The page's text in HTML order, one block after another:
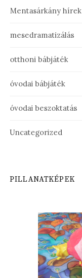
Mentasárkány hírek
mesedramatizálás
otthoni bábjáték
óvodai bábjáték
óvodai beszoktatás
Uncategorized
PILLANATKÉPEK